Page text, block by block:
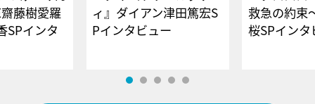
藤樹愛羅
SPインタ
ィ』ダイアン津田篤宏S
Pインタビュー
救急の約束
桜SPイ